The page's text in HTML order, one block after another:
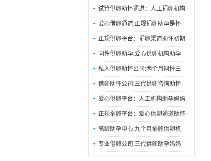
试管供卵助怀通道：人工捐卵机构
爱心借卵通道:正规捐卵助孕是怀
正规供卵平台：捐卵渠道助怀初期
同性供卵助孕:爱心供卵机构助孕
私人供卵助怀公司:两个月同性三
借卵助怀公司:三代供卵咨询助怀
爱心供卵平台：人工机构助孕妈妈
正规捐卵平台：爱心供卵通道助怀
高龄助孕中心:九个月捐卵供卵机
专业借卵公司:三代供卵助孕妈妈